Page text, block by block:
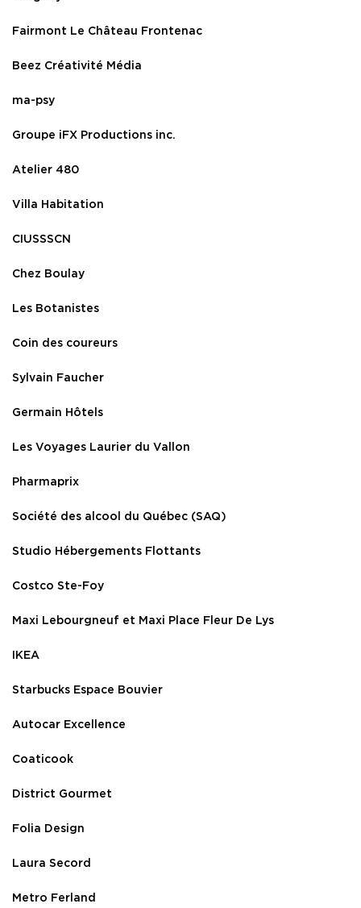
Fairmont Le Château Frontenac
Beez Créativité Média
ma-psy
Groupe iFX Productions inc.
Atelier 480
Villa Habitation
CIUSSSCN
Chez Boulay
Les Botanistes
Coin des coureurs
Sylvain Faucher
Germain Hôtels
Les Voyages Laurier du Vallon
Pharmaprix
Société des alcool du Québec (SAQ)
Studio Hébergements Flottants
Costco Ste-Foy
Maxi Lebourgneuf et Maxi Place Fleur De Lys
IKEA
Starbucks Espace Bouvier
Autocar Excellence
Coaticook
District Gourmet
Folia Design
Laura Secord
Metro Ferland